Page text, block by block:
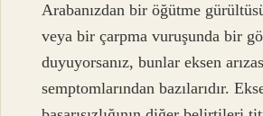
Arabanızdan bir öğütme
veya bir çarpma vuruşunda bir
duyuyorsanız, bunlar eksen
semptomlarından bazılarıdır.